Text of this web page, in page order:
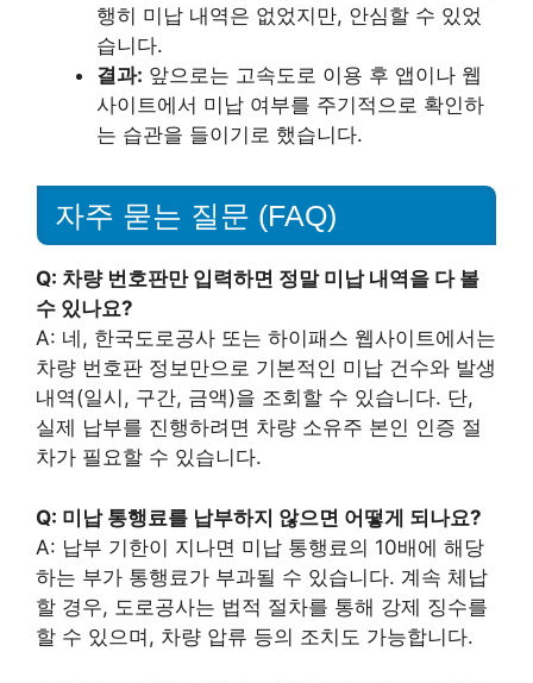
행히 미납 내역은 없었지만, 안심할 수 있었
습니다.
결과: 앞으로는 고속도로 이용 후 앱이나 웹
사이트에서 미납 여부를 주기적으로 확인하
는 습관을 들이기로 했습니다.
자주 묻는 질문 (FAQ)
Q: 차량 번호판만 입력하면 정말 미납 내역을 다 볼
수 있나요?
A: 네, 한국도로공사 또는 하이패스 웹사이트에서는
차량 번호판 정보만으로 기본적인 미납 건수와 발생
내역(일시, 구간, 금액)을 조회할 수 있습니다. 단,
실제 납부를 진행하려면 차량 소유주 본인 인증 절
차가 필요할 수 있습니다.
Q: 미납 통행료를 납부하지 않으면 어떻게 되나요?
A: 납부 기한이 지나면 미납 통행료의 10배에 해당
하는 부가 통행료가 부과될 수 있습니다. 계속 체납
할 경우, 도로공사는 법적 절차를 통해 강제 징수를
할 수 있으며, 차량 압류 등의 조치도 가능합니다.